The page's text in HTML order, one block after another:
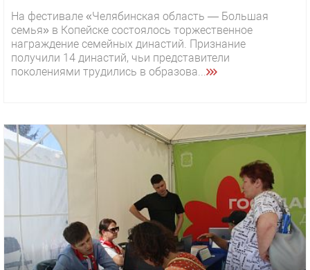
На фестивале «Челябинская область — Большая
семья» в Копейске состоялось торжественное
награждение семейных династий. Признание
получили 14 династий, чьи представители
поколениями трудились в образова...